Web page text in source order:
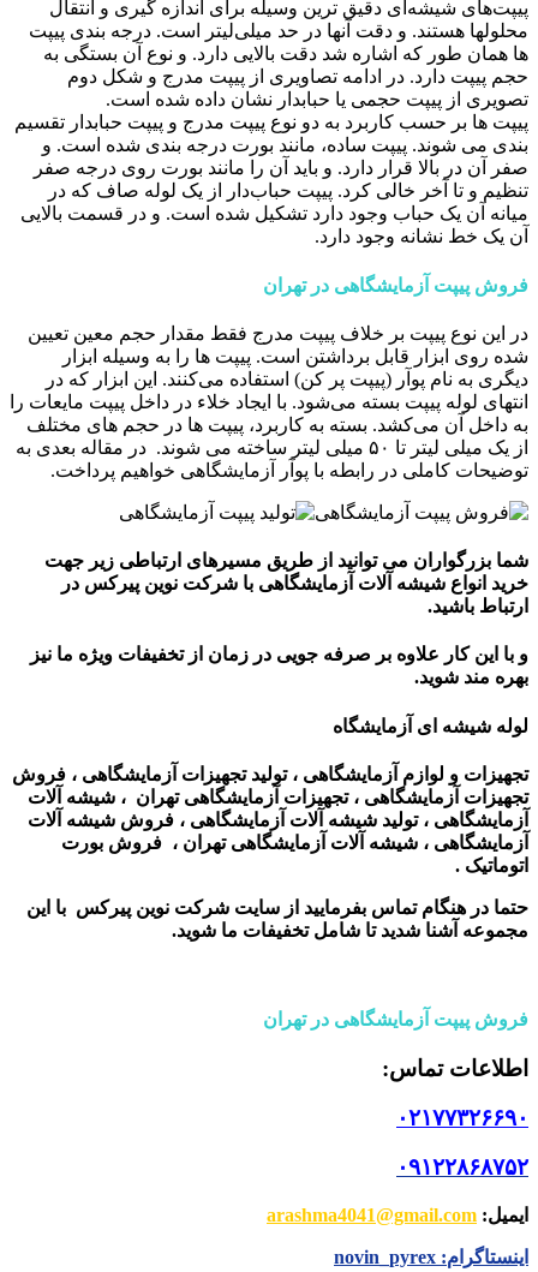
پیپت‌های شیشه‌ای دقیق ترین وسیله برای اندازه گیری و انتقال
محلولها هستند. و دقت آنها در حد میلی‌لیتر است. درجه بندی پیپت
ها همان طور که اشاره شد دقت بالایی دارد. و نوع آن بستگی به
حجم پیپت دارد. در ادامه تصاویری از پیپت مدرج و شکل دوم
تصویری از پیپت حجمی یا حبابدار نشان داده شده است.
پیپت ها بر حسب کاربرد به دو نوع پیپت مدرج و پیپت حبابدار تقسیم
بندی می شوند. پیپت ساده، مانند بورت درجه بندی شده است. و
صفر آن در بالا قرار دارد. و باید آن را مانند بورت روی درجه صفر
تنظیم و تا آخر خالی کرد. پیپت حباب‌دار از یک لوله صاف که در
میانه آن یک حباب وجود دارد تشکیل شده است. و در قسمت بالایی
آن یک خط نشانه وجود دارد.
فروش پیپت آزمایشگاهی در تهران
در این نوع پیپت بر خلاف پیپت مدرج فقط مقدار حجم معین تعیین
شده روی ابزار قابل برداشتن است. پیپت ها را به وسیله ابزار
دیگری به نام پوآر (پیپت پر کن) استفاده می‌کنند. این ابزار که در
انتهای لوله پیپت بسته می‌شود. با ایجاد خلاء در داخل پیپت مایعات را
به داخل آن می‌کشد. بسته به کاربرد، پیپت ها در حجم های مختلف
از یک میلی لیتر تا ۵۰ میلی لیتر ساخته می شوند. در مقاله بعدی به
توضیحات کاملی در رابطه با پوآر آزمایشگاهی خواهیم پرداخت.
شما بزرگواران می توانید از طریق مسیرهای ارتباطی زیر جهت
خرید انواع شیشه آلات آزمایشگاهی با شرکت نوین پیرکس در
ارتباط باشید.
و با این کار علاوه بر صرفه جویی در زمان از تخفیفات ویژه ما نیز
بهره مند شوید.
لوله شیشه ای آزمایشگاه
تجهیزات و لوازم آزمایشگاهی ، تولید تجهیزات آزمایشگاهی ، فروش
تجهیزات آزمایشگاهی ، تجهیزات آزمایشگاهی تهران ، شیشه آلات
آزمایشگاهی ، تولید شیشه آلات آزمایشگاهی ، فروش شیشه آلات
آزمایشگاهی ، شیشه آلات آزمایشگاهی تهران ، فروش بورت
اتوماتیک .
حتما در هنگام تماس بفرمایید از سایت شرکت نوین پیرکس با این
مجموعه آشنا شدید تا شامل تخفیفات ما شوید.
فروش پیپت آزمایشگاهی در تهران
اطلاعات تماس:
۰۲۱۷۷۳۲۶۶۹۰
۰۹۱۲۲۸۶۸۷۵۲
ایمیل:
arashma4041@gmail.com
اینستاگرام:
novin_pyrex